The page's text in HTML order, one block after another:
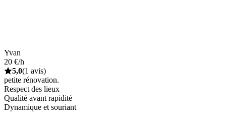
Yvan
20 €/h
5,0(1 avis)
petite rénovation.
Respect des lieux
Qualité avant rapidité
Dynamique et souriant